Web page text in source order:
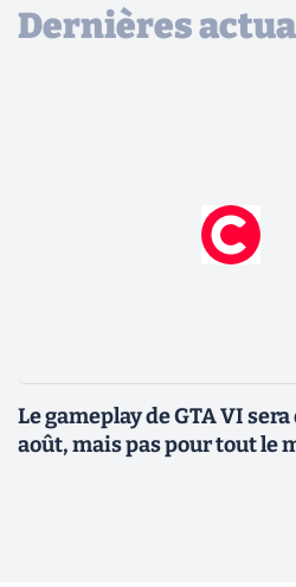
Dernières
Le gameplay de GTA VI
août, mais pas pour tout le